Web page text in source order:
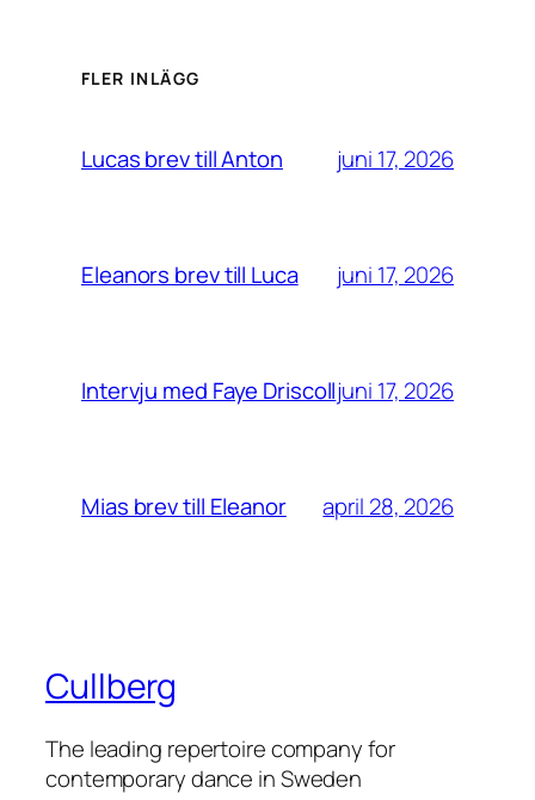
FLER INLÄGG
Lucas brev till Anton juni 17, 2026
Eleanors brev till Luca juni 17, 2026
Intervju med Faye Driscolljuni 17, 2026
Mias brev till Eleanor april 28, 2026
Cullberg
The leading repertoire company for
contemporary dance in Sweden